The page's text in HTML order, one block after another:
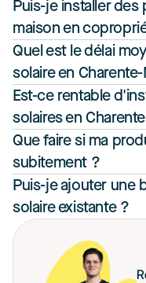
Puis-je installer des
maison en
Quel est le délai
solaire en
Est-ce rentable
solaires en
Que faire si ma
subitement ?
Puis-je ajouter une
solaire existante ?